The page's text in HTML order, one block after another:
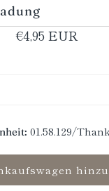
€4,95 EUR
01.58.129/